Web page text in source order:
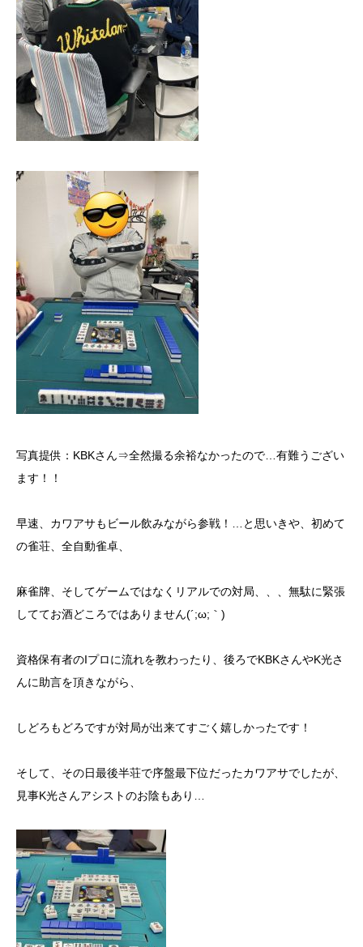
写真提供：KBKさん⇒全然撮る余裕なかったので…有難うござい
ます！！
早速、カワアサもビール飲みながら参戦！…と思いきや、初めて
の雀荘、 全自動雀卓、
麻雀牌、そしてゲームではなくリアルでの対局、、、無駄に緊張
しててお酒どころではありません(´;ω;｀)
資格保有者のIプロに流れを教わったり、後ろでKBKさんやK光さ
んに助言を頂きながら、
しどろもどろですが対局が出来てすごく嬉しかったです！
そして、その日最後半荘で序盤最下位だったカワアサでしたが、
見事K光さんアシストのお陰もあり…